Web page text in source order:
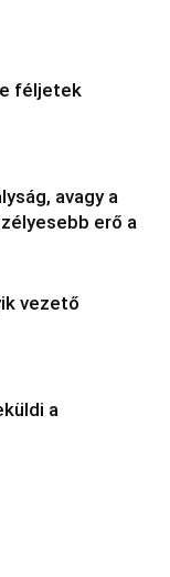
féljetek
avagy a
erő a
vezető
a